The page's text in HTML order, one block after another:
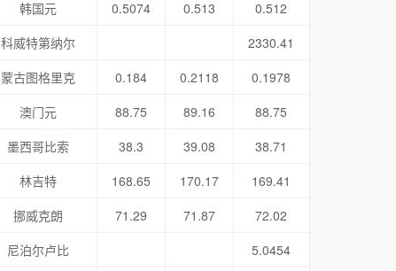
韩国元 0.5074 0.513
0.512
科威特第纳尔
2330.41
蒙古图格里克
0.184 0.2118
0.1978
澳门元
88.75 89.16
88.75
墨西哥比索
38.3 39.08
38.71
林吉特
168.65 170.17
169.41
挪威克朗
71.29 71.87
72.02
尼泊尔卢比
5.0454